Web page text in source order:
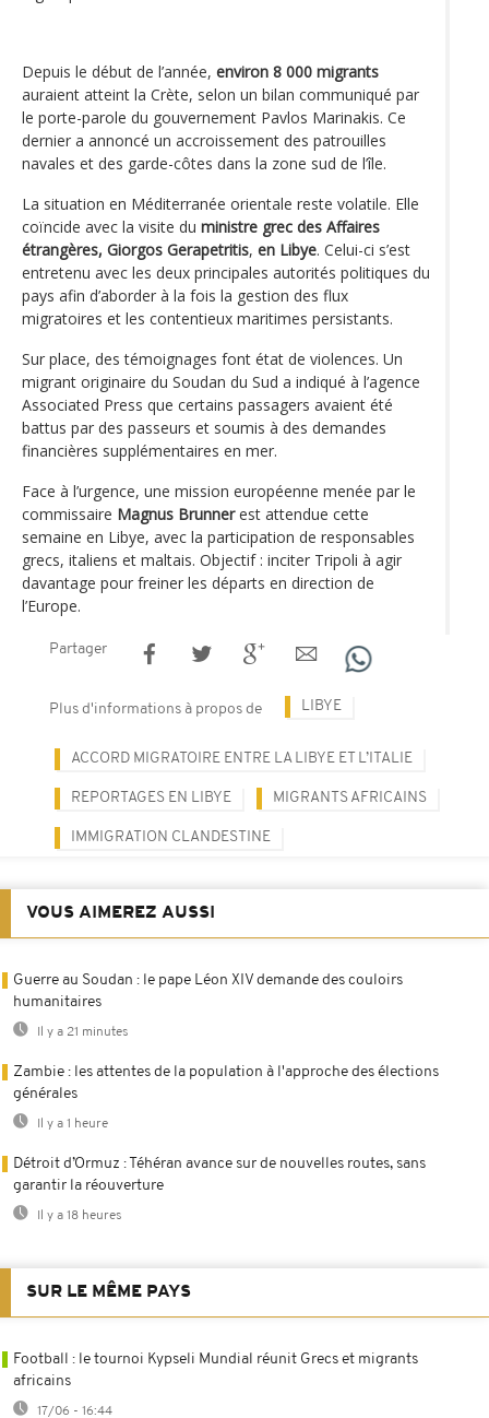
Depuis le début de l’année, environ 8 000 migrants
auraient atteint la Crète, selon un bilan communiqué par
le porte-parole du gouvernement Pavlos Marinakis. Ce
dernier a annoncé un accroissement des patrouilles
navales et des garde-côtes dans la zone sud de l’île.
La situation en Méditerranée orientale reste volatile. Elle
coïncide avec la visite du ministre grec des Affaires
étrangères, Giorgos Gerapetritis, en Libye. Celui-ci s’est
entretenu avec les deux principales autorités politiques du
pays afin d’aborder à la fois la gestion des flux
migratoires et les contentieux maritimes persistants.
Sur place, des témoignages font état de violences. Un
migrant originaire du Soudan du Sud a indiqué à l’agence
Associated Press que certains passagers avaient été
battus par des passeurs et soumis à des demandes
financières supplémentaires en mer.
Face à l’urgence, une mission européenne menée par le
commissaire Magnus Brunnerest attendue cette
semaine en Libye, avec la participation de responsables
grecs, italiens et maltais. Objectif : inciter Tripoli à agir
davantage pour freiner les départs en direction de
l’Europe.
Partager
Plus d'informations à propos de LIBYE
ACCORD MIGRATOIRE ENTRE LA LIBYE ET L’ITALIE
REPORTAGES EN LIBYE MIGRANTS AFRICAINS
IMMIGRATION CLANDESTINE
VOUS AIMEREZ AUSSI
Guerre au Soudan : le pape Léon XIV demande des couloirs
humanitaires
Il y a 21 minutes
Zambie : les attentes de la population à l'approche des élections
générales
Il y a 1 heure
Détroit d’Ormuz : Téhéran avance sur de nouvelles routes, sans
garantir la réouverture
Il y a 18 heures
SUR LE MÊME PAYS
Football : le tournoi Kypseli Mundial réunit Grecs et migrants
africains
17/06 - 16:44